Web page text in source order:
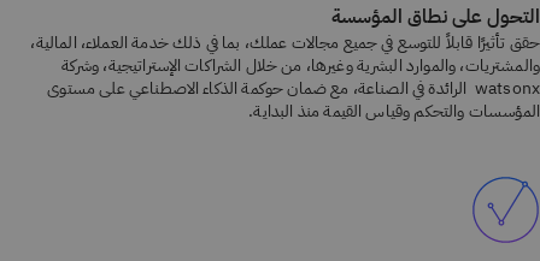
التحول على نطاق المؤسسة
حقق تأثيرًا قابلاً للتوسع في جميع مجالات عملك، بما في ذلك خدمة العملاء، المالية،
والمشتريات، والموارد البشرية وغيرها، من خلال الشراكات الإستراتيجية، وشركة
watsonx الرائدة في الصناعة، مع ضمان حوكمة الذكاء الاصطناعي على مستوى
المؤسسات والتحكم وقياس القيمة منذ البداية.